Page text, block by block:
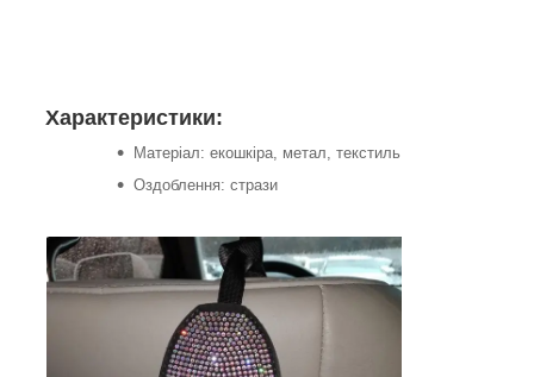
Характеристики:
Матеріал: екошкіра, метал, текстиль
Оздоблення: стрази